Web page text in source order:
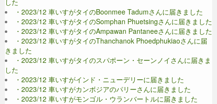
した
・2023/12 車いすがタイのBoonmee Tadumさんに届きました
・2023/12 車いすがタイのSomphan Phuetsingさんに届きました
・2023/12 車いすがタイのAmpawan Pantaneeさんに届きました
・2023/12 車いすがタイのThanchanok Phoedphukiaoさんに届
きました
・2023/12 車いすがタイのスパポーン・セーンノイさんに届きま
した
・2023/12 車いすがインド・ニューデリーに届きました
・2023/12 車いすがカンボジアのパリーさんに届きました
・2023/12 車いすがモンゴル・ウランバートルに届きました